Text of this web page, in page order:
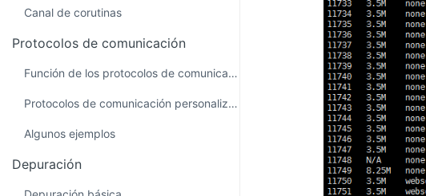
Canal de corutinas
Protocolos de comunicación
Función de los protocolos de comunicación
Protocolos de comunicación personalizados
Algunos ejemplos
Depuración